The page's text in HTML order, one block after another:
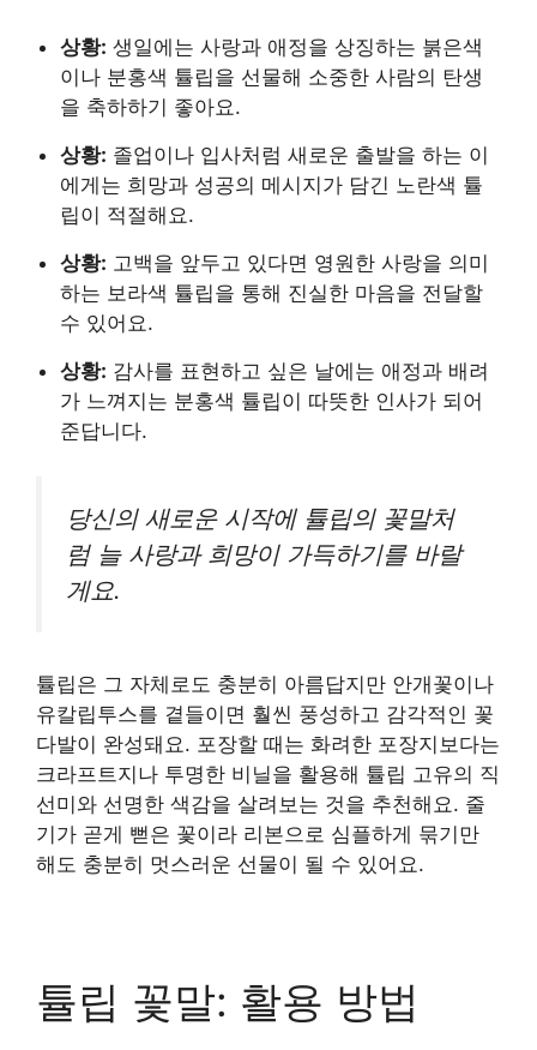
상황: 생일에는 사랑과 애정을 상징하는 붉은색
이나 분홍색 튤립을 선물해 소중한 사람의 탄생
을 축하하기 좋아요.
상황: 졸업이나 입사처럼 새로운 출발을 하는 이
에게는 희망과 성공의 메시지가 담긴 노란색 튤
립이 적절해요.
상황: 고백을 앞두고 있다면 영원한 사랑을 의미
하는 보라색 튤립을 통해 진실한 마음을 전달할
수 있어요.
상황: 감사를 표현하고 싶은 날에는 애정과 배려
가 느껴지는 분홍색 튤립이 따뜻한 인사가 되어
준답니다.
당신의 새로운 시작에 튤립의 꽃말처
럼 늘 사랑과 희망이 가득하기를 바랄
게요.
튤립은 그 자체로도 충분히 아름답지만 안개꽃이나
유칼립투스를 곁들이면 훨씬 풍성하고 감각적인 꽃
다발이 완성돼요. 포장할 때는 화려한 포장지보다는
크라프트지나 투명한 비닐을 활용해 튤립 고유의 직
선미와 선명한 색감을 살려보는 것을 추천해요. 줄
기가 곧게 뻗은 꽃이라 리본으로 심플하게 묶기만
해도 충분히 멋스러운 선물이 될 수 있어요.
튤립 꽃말: 활용 방법